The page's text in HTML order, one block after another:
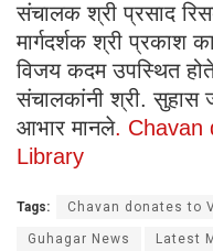
संचालक श्री प्रसाद
मार्गदर्शक श्री प्रकाश
विजय कदम उपस्थित होते.
संचालकांनी श्री. सुहास
आभार मानले. Chavan
Library
Tags: Chavan donates to
Guhagar News Latest